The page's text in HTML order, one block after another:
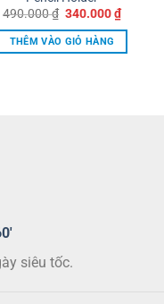
490.000₫ Giá
là:
490.000 ₫.
340.000₫Giá
hiện
tại
THÊM VÀO GIỎ HÀNG
siêu tốc.